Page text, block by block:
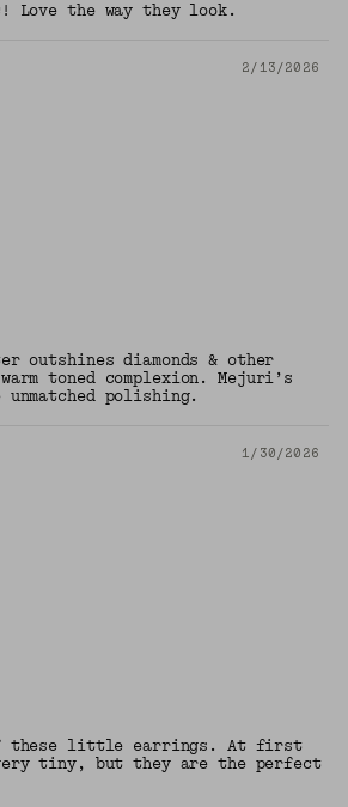
Love the way they look.
2/13/2026
outshines diamonds & other
toned complexion. Mejuri’s
polishing.
1/30/2026
these little earrings. At first
tiny, but they are the perfect